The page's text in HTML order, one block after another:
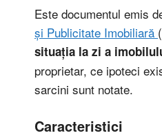
Este documentul emis
și Publicitate Imobiliară
situația la zi a
proprietar, ce ipoteci
sarcini sunt notate.
Caracteristici